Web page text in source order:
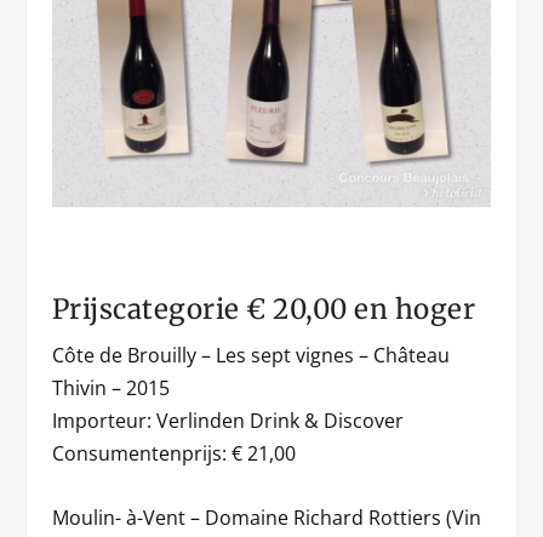
Prijscategorie € 20,00 en hoger
Côte de Brouilly – Les sept vignes – Château
Thivin – 2015
Importeur: Verlinden Drink & Discover
Consumentenprijs: € 21,00
Moulin- à-Vent – Domaine Richard Rottiers (Vin